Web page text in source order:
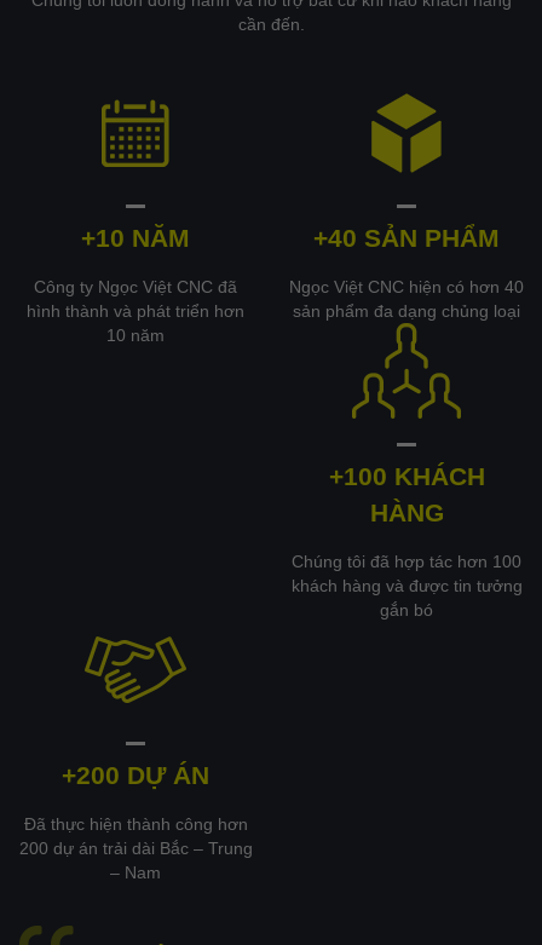
cần đến.
+10 NĂM
Công ty Ngọc Việt CNC đã
hình thành và phát triển hơn
10 năm
+40 SẢN PHẨM
Ngọc Việt CNC hiện có hơn 40
sản phẩm đa dạng chủng loại
+100 KHÁCH
HÀNG
Chúng tôi đã hợp tác hơn 100
khách hàng và được tin tưởng
gắn bó
+200 DỰ ÁN
Đã thực hiện thành công hơn
200 dự án trải dài Bắc – Trung
– Nam